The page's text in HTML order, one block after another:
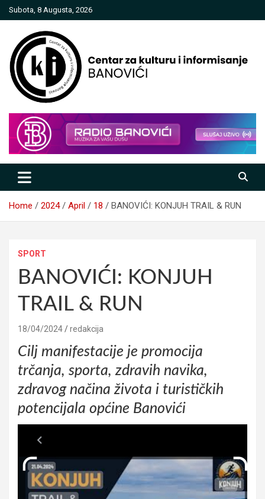
Skip
to
Subota, 8 Augusta, 2026
Centar za kulturu i informisanje
Banovići
Home 2024 April 18 BANOVIĆI: KONJUH TRAIL & RUN
SPORT
BANOVIĆI: KONJUH
TRAIL & RUN
18/04/2024 redakcija
Cilj manifestacije je promocija
trčanja, sporta, zdravih navika,
zdravog načina života i turističkih
potencijala općine Banovići